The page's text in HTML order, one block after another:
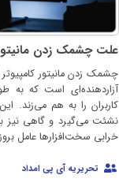
علت چشمک زدن
چشمک زدن مانیتور
آزاردهنده‌ای است که به
کاربران را به هم می‌زند.
نشئت می‌گیرد و گاهی نیز
خرابی سخت‌افزارها عامل
تحریریه آی پی امداد